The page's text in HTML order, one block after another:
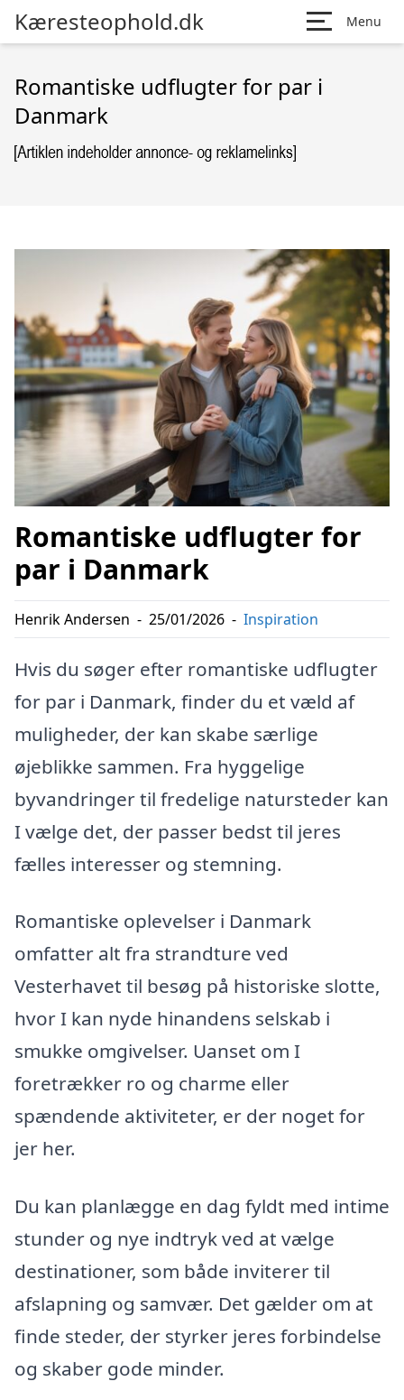
Kæresteophold.dk Menu
Romantiske udflugter for par i
Danmark
Romantiske udflugter for
par i Danmark
Henrik Andersen - 25/01/2026 - Inspiration
Hvis du søger efter romantiske udflugter
for par i Danmark, finder du et væld af
muligheder, der kan skabe særlige
øjeblikke sammen. Fra hyggelige
byvandringer til fredelige natursteder kan
I vælge det, der passer bedst til jeres
fælles interesser og stemning.
Romantiske oplevelser i Danmark
omfatter alt fra strandture ved
Vesterhavet til besøg på historiske slotte,
hvor I kan nyde hinandens selskab i
smukke omgivelser. Uanset om I
foretrækker ro og charme eller
spændende aktiviteter, er der noget for
jer her.
Du kan planlægge en dag fyldt med intime
stunder og nye indtryk ved at vælge
destinationer, som både inviterer til
afslapning og samvær. Det gælder om at
finde steder, der styrker jeres forbindelse
og skaber gode minder.